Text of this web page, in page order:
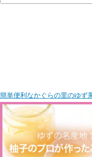
簡単便利なかぐらの里のゆず